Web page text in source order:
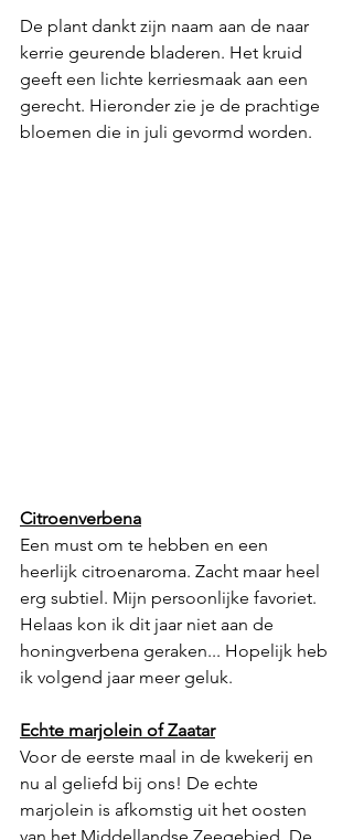
De plant dankt zijn naam aan de naar
kerrie geurende bladeren. Het kruid
geeft een lichte kerriesmaak aan een
gerecht. Hieronder zie je de prachtige
bloemen die in juli gevormd worden.
Citroenverbena
Een must om te hebben en een
heerlijk citroenaroma. Zacht maar heel
erg subtiel. Mijn persoonlijke favoriet.
Helaas kon ik dit jaar niet aan de
honingverbena geraken... Hopelijk heb
ik volgend jaar meer geluk.
Echte marjolein of Zaatar
Voor de eerste maal in de kwekerij en
nu al geliefd bij ons! De echte
marjolein is afkomstig uit het oosten
van het Middellandse Zeegebied. De